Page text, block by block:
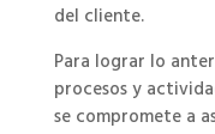
del cliente.
Para lograr lo
procesos y
se compromete a